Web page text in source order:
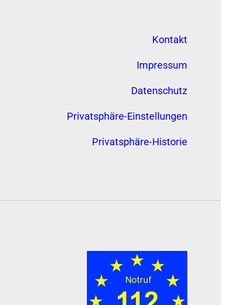
Kontakt
Impressum
Datenschutz
Privatsphäre-Einstellungen
Privatsphäre-Historie